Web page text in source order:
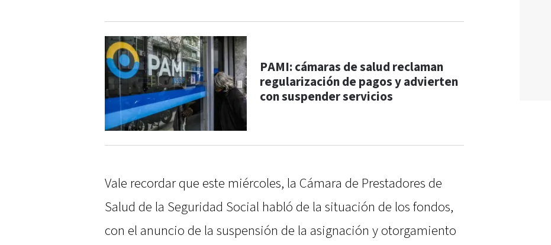
PAMI: cámaras de salud reclaman
regularización de pagos y advierten
con suspender servicios
Vale recordar que este miércoles, la Cámara de Prestadores de
Salud de la Seguridad Social habló de la situación de los fondos,
con el anuncio de la suspensión de la asignación y otorgamiento